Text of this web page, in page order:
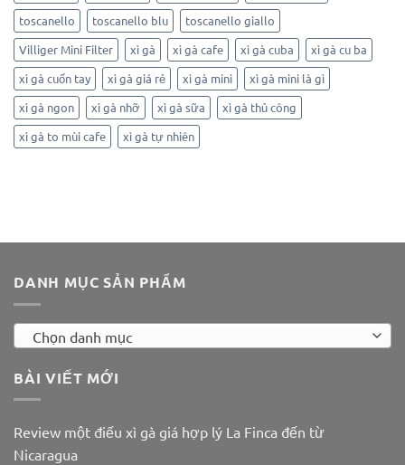
toscanello
toscanello blu
toscanello giallo
Villiger Mini Filter
xì gà xì gà cafe xì gà cuba
xì gà cu ba
xì gà cuốn tay
xì gà giá rẻ xì gà mini
xì gà mini là gì
xì gà ngon
xì gà nhỡ xì gà sữa
xì gà thủ công
xì gà to mùi cafe
xì gà tự nhiên
DANH MỤC SẢN PHẨM
Chọn danh mục
BÀI VIẾT MỚI
Review một điếu xì gà giá hợp lý La Finca đến từ
Nicaragua